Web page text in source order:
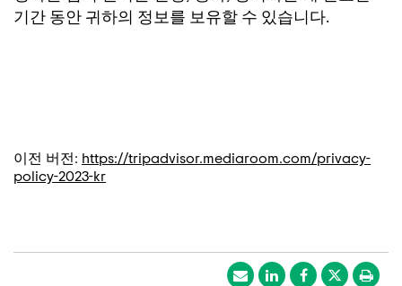
기간 동안 귀하의 정보를 보유할 수 있습니다.
이전 버전: https://tripadvisor.mediaroom.com/privacy-
policy-2023-kr